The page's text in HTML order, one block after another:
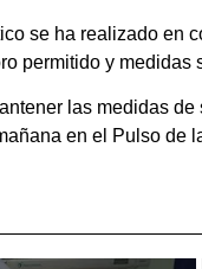
se ha realizado en
permitido y
las medidas
en el Pulso de